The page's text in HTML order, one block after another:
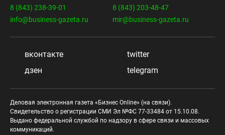
8 (843) 238-39-01
info@business-gazeta.ru
8 (843) 203-48-47
mir@business-gazeta.ru
вконтакте
twitter
дзен
telegram
Деловая электронная газета «Бизнес Online» (на связи).
Свидетельство о регистрации СМИ Эл №ФС 77-33484 от 15.10.08.
Выдано федеральной службой по надзору в сфере связи и массовых
коммуникаций.